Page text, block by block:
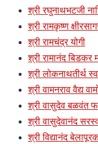
श्री रघुनाथभटजी
श्री रामकृष्ण
श्री रामचंद्र योगी
श्री रामानंद बिडकर
श्री लोकनाथतीर्थ
श्री वामनराव वैद्य
श्री वासुदेव बळवंत
श्री वासुदेवानंद
श्री विद्यानंद